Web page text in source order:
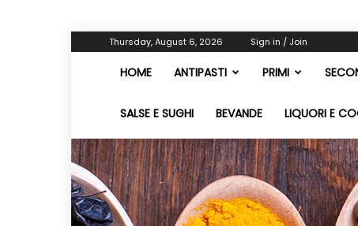
Thursday, August 6, 2026 Sign in / Join
HOME ANTIPASTI PRIMI
SALSE E SUGHI BEVANDE LIQUORI E